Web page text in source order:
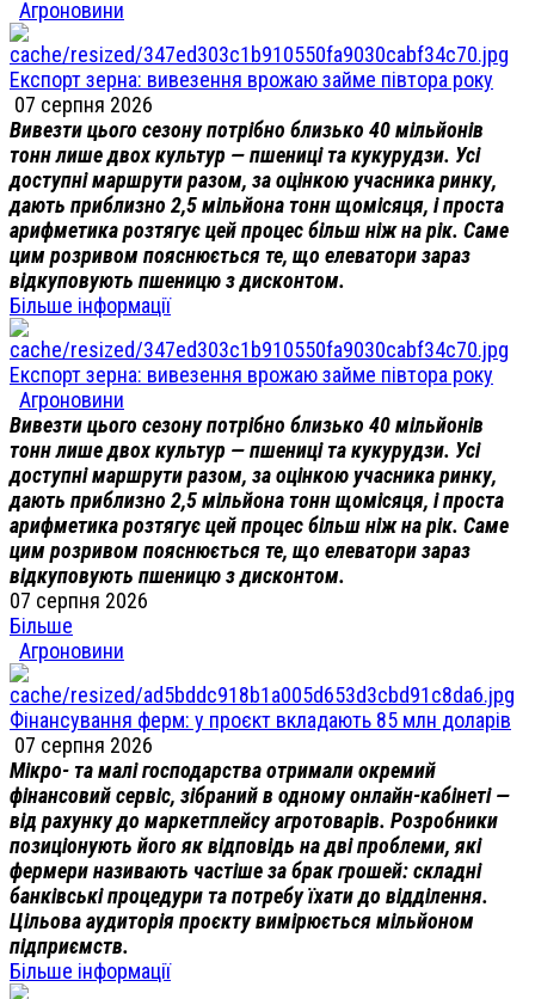
Агроновини
Експорт зерна: вивезення врожаю займе півтора року
07 серпня 2026
Вивезти цього сезону потрібно близько 40 мільйонів
тонн лише двох культур — пшениці та кукурудзи. Усі
доступні маршрути разом, за оцінкою учасника ринку,
дають приблизно 2,5 мільйона тонн щомісяця, і проста
арифметика розтягує цей процес більш ніж на рік. Саме
цим розривом пояснюється те, що елеватори зараз
відкуповують пшеницю з дисконтом.
Більше інформації
Експорт зерна: вивезення врожаю займе півтора року
Агроновини
Вивезти цього сезону потрібно близько 40 мільйонів
тонн лише двох культур — пшениці та кукурудзи. Усі
доступні маршрути разом, за оцінкою учасника ринку,
дають приблизно 2,5 мільйона тонн щомісяця, і проста
арифметика розтягує цей процес більш ніж на рік. Саме
цим розривом пояснюється те, що елеватори зараз
відкуповують пшеницю з дисконтом.
07 серпня 2026
Більше
Агроновини
Фінансування ферм: у проєкт вкладають 85 млн доларів
07 серпня 2026
Мікро- та малі господарства отримали окремий
фінансовий сервіс, зібраний в одному онлайн-кабінеті —
від рахунку до маркетплейсу агротоварів. Розробники
позиціонують його як відповідь на дві проблеми, які
фермери називають частіше за брак грошей: складні
банківські процедури та потребу їхати до відділення.
Цільова аудиторія проєкту вимірюється мільйоном
підприємств.
Більше інформації